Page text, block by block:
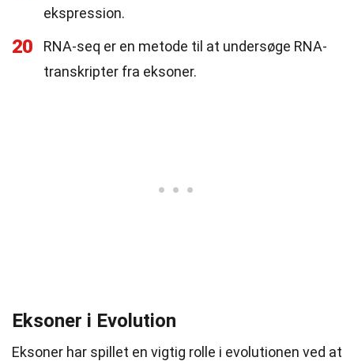
ekspression.
20
RNA-seq er en metode til at undersøge RNA-
transkripter fra eksoner.
Eksoner i Evolution
Eksoner har spillet en vigtig rolle i evolutionen ved at